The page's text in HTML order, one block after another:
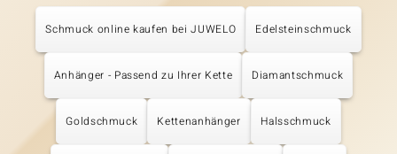
Schmuck online kaufen bei JUWELO Edelsteinschmuck
Anhänger - Passend zu Ihrer Kette Diamantschmuck
Goldschmuck Kettenanhänger Halsschmuck